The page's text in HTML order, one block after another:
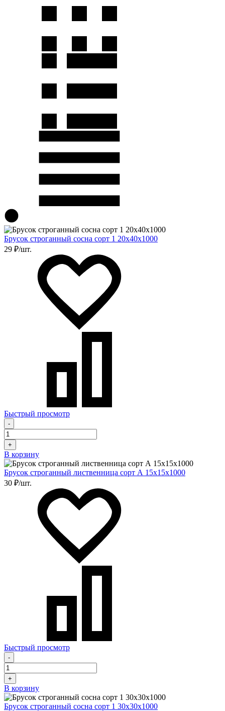
Брусок строганный сосна сорт 1 20х40х1000
29 ₽/шт.
Быстрый просмотр
-
+
В корзину
Брусок строганный лиственница сорт А 15х15х1000
30 ₽/шт.
Быстрый просмотр
-
+
В корзину
Брусок строганный сосна сорт 1 30х30х1000